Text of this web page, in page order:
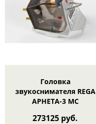
Головка
звукоснимателя REGA
APHETA-3 MC
273125 руб.